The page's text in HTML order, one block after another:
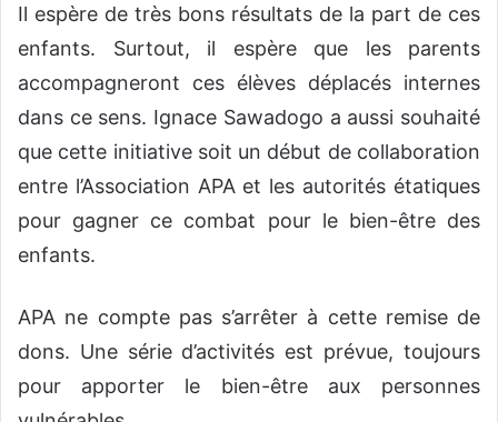
Il espère de très bons résultats de la part de ces
enfants. Surtout, il espère que les parents
accompagneront ces élèves déplacés internes
dans ce sens. Ignace Sawadogo a aussi souhaité
que cette initiative soit un début de collaboration
entre l’Association APA et les autorités étatiques
pour gagner ce combat pour le bien-être des
enfants.
APA ne compte pas s’arrêter à cette remise de
dons. Une série d’activités est prévue, toujours
pour apporter le bien-être aux personnes